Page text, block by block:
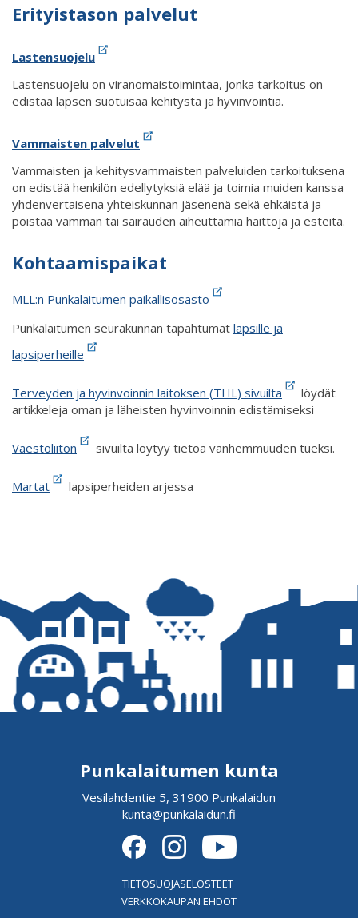
Erityistason palvelut
Lastensuojelu
Lastensuojelu on viranomaistoimintaa, jonka tarkoitus on
edistää lapsen suotuisaa kehitystä ja hyvinvointia.
Vammaisten palvelut
Vammaisten ja kehitysvammaisten palveluiden tarkoituksena
on edistää henkilön edellytyksiä elää ja toimia muiden kanssa
yhdenvertaisena yhteiskunnan jäsenenä sekä ehkäistä ja
poistaa vamman tai sairauden aiheuttamia haittoja ja esteitä.
Kohtaamispaikat
MLL:n Punkalaitumen paikallisosasto
Punkalaitumen seurakunnan tapahtumat lapsille ja
lapsiperheille
Terveyden ja hyvinvoinnin laitoksen (THL) sivuilta
löydät
artikkeleja oman ja läheisten hyvinvoinnin edistämiseksi
Väestöliiton sivuilta löytyy tietoa vanhemmuuden tueksi.
Martat lapsiperheiden arjessa
Punkalaitumen kunta
Vesilahdentie 5, 31900 Punkalaidun
kunta@punkalaidun.fi
TIETOSUOJASELOSTEET
VERKKOKAUPAN EHDOT